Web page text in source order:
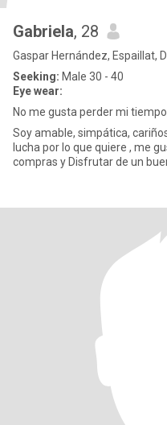
Gabriela, 28
Gaspar Hernández, Espaillat,
Seeking: Male 30 - 40
Eye wear:
No me gusta perder mi
Soy amable, simpática, cariñosa ,responsable trabajadora y que
lucha por lo que quiere , me
compras y Disfrutar de un